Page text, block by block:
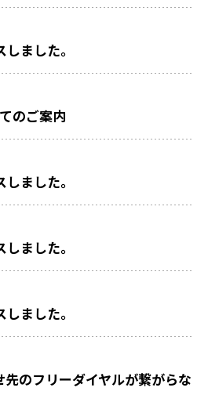
ました。
のご案内
ました。
ました。
ました。
先のフリーダイヤルが繋がらな